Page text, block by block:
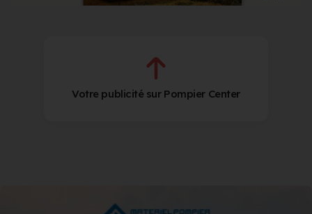
Votre publicité sur Pompier Center